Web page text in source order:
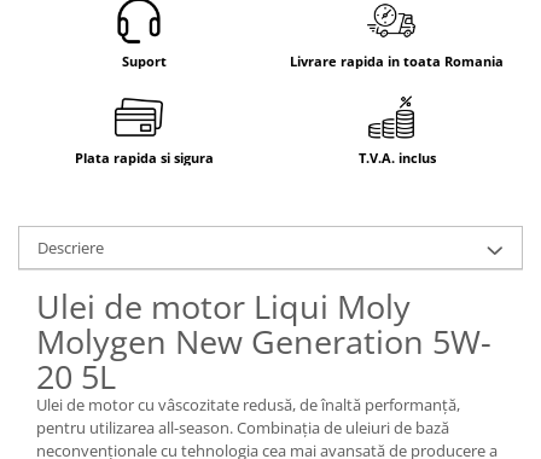
Bolturi, role si bucse
DAUTEL
Electrice
Hidraulica
Mecanica
Electropompa si motoare electrice
Burdufuri si cilindri hidraulici
Role, bucsi si bolturi
Suport Livrare rapida in toata Romania
Plata rapida si sigura T.V.A. inclus
Descriere
Ulei de motor Liqui Moly
Molygen New Generation 5W-
20 5L
Ulei de motor cu vâscozitate redusă, de înaltă performanţă,
pentru utilizarea all-season. Combinaţia de uleiuri de bază
neconvenţionale cu tehnologia cea mai avansată de producere a